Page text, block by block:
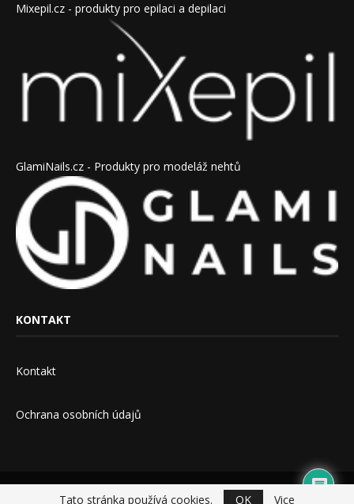
Tato stránka používá cookies. OK Vice
Mixepil.cz - produkty pro epilaci a depilaci
GlamiNails.cz - Produkty pro modeláž nehtů
KONTAKT
Kontakt
Ochrana osobních údajů
2014 - 2019 - Projekty pro lepší život